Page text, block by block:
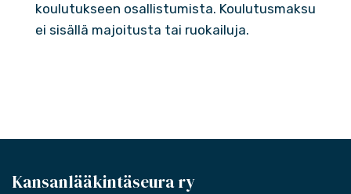
koulutukseen osallistumista. Koulutusmaksu
ei sisällä majoitusta tai ruokailuja.
Kansanlääkintäseura ry